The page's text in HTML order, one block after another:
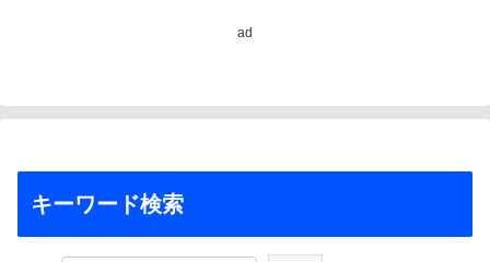
ad
キーワード検索